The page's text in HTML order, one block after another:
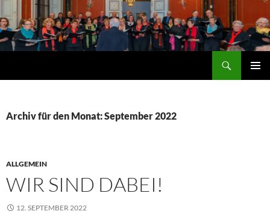
Inhalt
springen
Archiv für den Monat: September 2022
ALLGEMEIN
WIR SIND DABEI!
12. SEPTEMBER 2022